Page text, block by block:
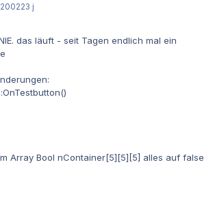
23 j
das läuft - seit Tagen endlich mal ein
Array Bool nContainer[5][5][5] alles auf false